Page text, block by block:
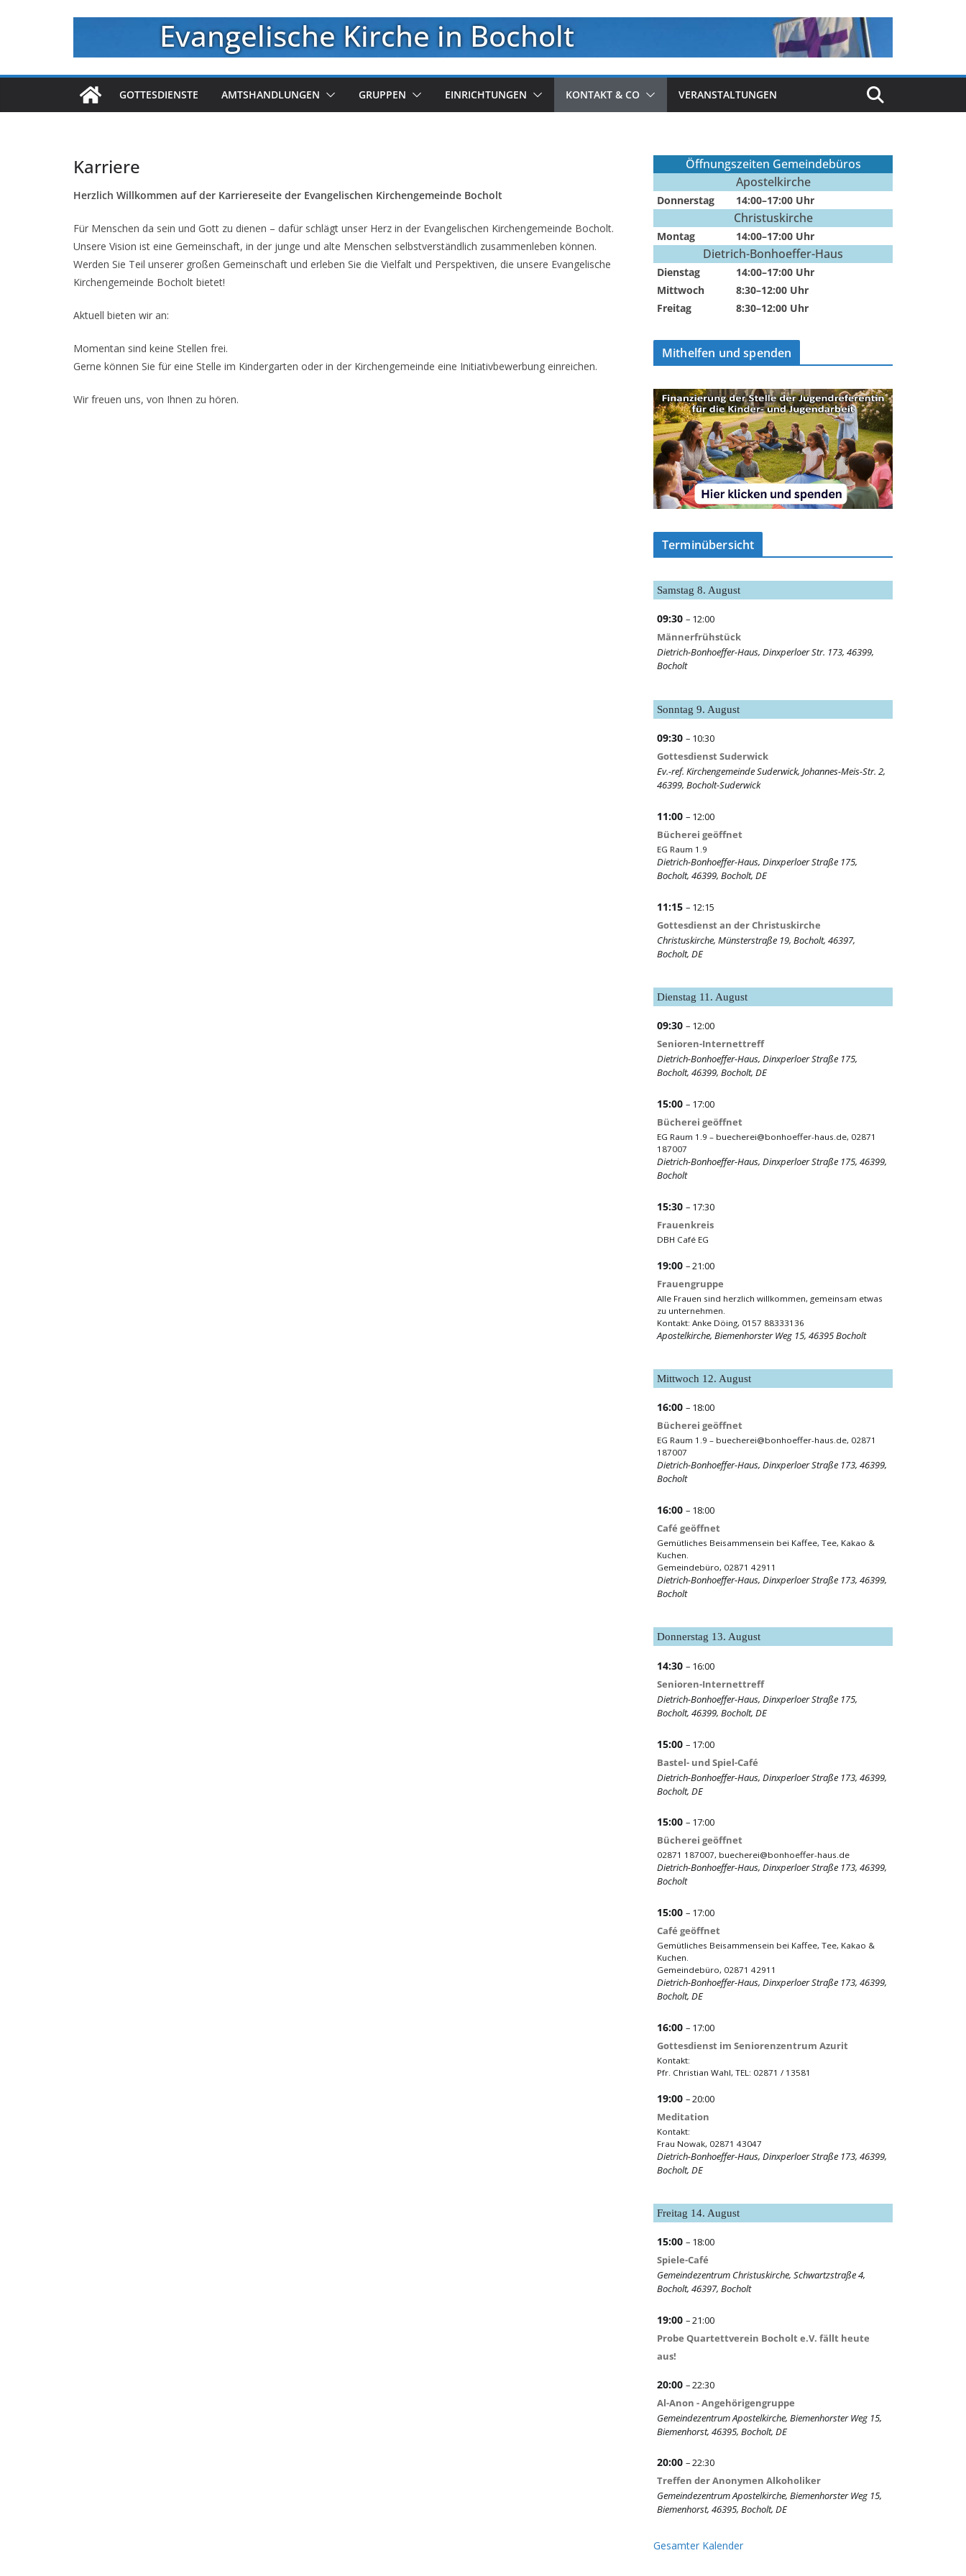
Evangelische Kirche in Bocholt
GOTTESDIENSTE AMTSHANDLUNGEN GRUPPEN EINRICHTUNGEN KONTAKT & CO VERANSTALTUNGEN
Karriere
Herzlich Willkommen auf der Karriereseite der Evangelischen Kirchengemeinde Bocholt
Für Menschen da sein und Gott zu dienen – dafür schlägt unser Herz in der Evangelischen Kirchengemeinde Bocholt.
Unsere Vision ist eine Gemeinschaft, in der junge und alte Menschen selbstverständlich zusammenleben können.
Werden Sie Teil unserer großen Gemeinschaft und erleben Sie die Vielfalt und Perspektiven, die unsere Evangelische
Kirchengemeinde Bocholt bietet!
Aktuell bieten wir an:
Momentan sind keine Stellen frei.
Gerne können Sie für eine Stelle im Kindergarten oder in der Kirchengemeinde eine Initiativbewerbung einreichen.
Wir freuen uns, von Ihnen zu hören.
Öffnungszeiten Gemeindebüros
Apostelkirche
Donnerstag 14:00–17:00 Uhr
Christuskirche
Montag 14:00–17:00 Uhr
Dietrich-Bonhoeffer-Haus
Dienstag
14:00–17:00 Uhr
Mittwoch
8:30–12:00 Uhr
Freitag
8:30–12:00 Uhr
Mithelfen und spenden
Terminübersicht
Samstag 8. August
09:30 – 12:00
Männerfrühstück
Dietrich-Bonhoeffer-Haus, Dinxperloer Str. 173, 46399,
Bocholt
Sonntag 9. August
09:30 – 10:30
Gottesdienst Suderwick
Ev.-ref. Kirchengemeinde Suderwick, Johannes-Meis-Str. 2,
46399, Bocholt-Suderwick
11:00 – 12:00
Bücherei geöffnet
Dietrich-Bonhoeffer-Haus, Dinxperloer Straße 175,
Bocholt, 46399, Bocholt, DE
EG Raum 1.9
11:15 – 12:15
Gottesdienst an der Christuskirche
Christuskirche, Münsterstraße 19, Bocholt, 46397,
Bocholt, DE
Dienstag 11. August
09:30 – 12:00
Senioren-Internettreff
Dietrich-Bonhoeffer-Haus, Dinxperloer Straße 175,
Bocholt, 46399, Bocholt, DE
15:00 – 17:00
Bücherei geöffnet
Dietrich-Bonhoeffer-Haus, Dinxperloer Straße 175, 46399,
Bocholt
EG Raum 1.9 – buecherei@bonhoeffer-haus.de, 02871
187007
15:30 – 17:30
Frauenkreis
DBH Café EG
19:00 – 21:00
Frauengruppe
Apostelkirche, Biemenhorster Weg 15, 46395 Bocholt
Alle Frauen sind herzlich willkommen, gemeinsam etwas
zu unternehmen.
Kontakt: Anke Döing, 0157 88333136
Mittwoch 12. August
16:00 – 18:00
Bücherei geöffnet
Dietrich-Bonhoeffer-Haus, Dinxperloer Straße 173, 46399,
Bocholt
EG Raum 1.9 – buecherei@bonhoeffer-haus.de, 02871
187007
16:00 – 18:00
Café geöffnet
Dietrich-Bonhoeffer-Haus, Dinxperloer Straße 173, 46399,
Bocholt
Gemütliches Beisammensein bei Kaffee, Tee, Kakao &
Kuchen.
Gemeindebüro, 02871 42911
Donnerstag 13. August
14:30 – 16:00
Senioren-Internettreff
Dietrich-Bonhoeffer-Haus, Dinxperloer Straße 175,
Bocholt, 46399, Bocholt, DE
15:00 – 17:00
Bastel- und Spiel-Café
Dietrich-Bonhoeffer-Haus, Dinxperloer Straße 173, 46399,
Bocholt, DE
15:00 – 17:00
Bücherei geöffnet
Dietrich-Bonhoeffer-Haus, Dinxperloer Straße 173, 46399,
Bocholt
02871 187007, buecherei@bonhoeffer-haus.de
15:00 – 17:00
Café geöffnet
Dietrich-Bonhoeffer-Haus, Dinxperloer Straße 173, 46399,
Bocholt, DE
Gemütliches Beisammensein bei Kaffee, Tee, Kakao &
Kuchen.
Gemeindebüro, 02871 42911
16:00 – 17:00
Gottesdienst im Seniorenzentrum Azurit
Kontakt:
Pfr. Christian Wahl, TEL: 02871 / 13581
19:00 – 20:00
Meditation
Dietrich-Bonhoeffer-Haus, Dinxperloer Straße 173, 46399,
Bocholt, DE
Kontakt:
Frau Nowak, 02871 43047
Freitag 14. August
15:00 – 18:00
Spiele-Café
Gemeindezentrum Christuskirche, Schwartzstraße 4,
Bocholt, 46397, Bocholt
19:00 – 21:00
Probe Quartettverein Bocholt e.V. fällt heute
aus!
20:00 – 22:30
Al-Anon - Angehörigengruppe
Gemeindezentrum Apostelkirche, Biemenhorster Weg 15,
Biemenhorst, 46395, Bocholt, DE
20:00 – 22:30
Treffen der Anonymen Alkoholiker
Gemeindezentrum Apostelkirche, Biemenhorster Weg 15,
Biemenhorst, 46395, Bocholt, DE
Gesamter Kalender